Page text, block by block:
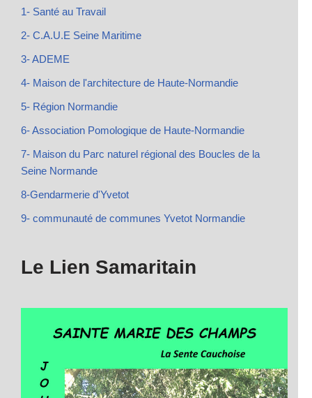
1- Santé au Travail
2- C.A.U.E Seine Maritime
3- ADEME
4- Maison de l'architecture de Haute-Normandie
5- Région Normandie
6- Association Pomologique de Haute-Normandie
7- Maison du Parc naturel régional des Boucles de la
Seine Normande
8-Gendarmerie d'Yvetot
9- communauté de communes Yvetot Normandie
Le Lien Samaritain